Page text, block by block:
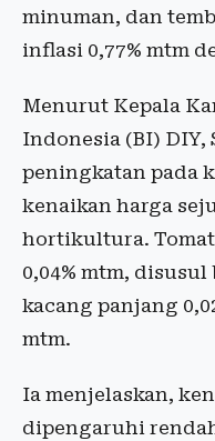
minuman, dan
inflasi 0,77% mtm
Menurut Kepala
Indonesia (BI) DIY,
peningkatan pada
kenaikan harga
hortikultura.
0,04% mtm, disusul
kacang panjang
mtm.
Ia menjelaskan,
dipengaruhi